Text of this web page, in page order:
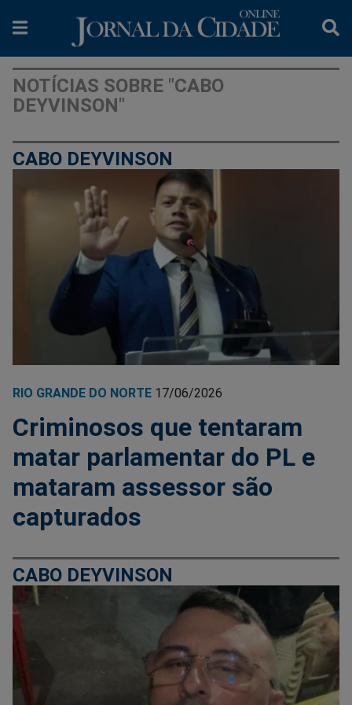
NOTÍCIAS SOBRE "CABO
DEYVINSON"
CABO DEYVINSON
RIO GRANDE DO NORTE 17/06/2026
Criminosos que tentaram
matar parlamentar do PL e
mataram assessor são
capturados
CABO DEYVINSON